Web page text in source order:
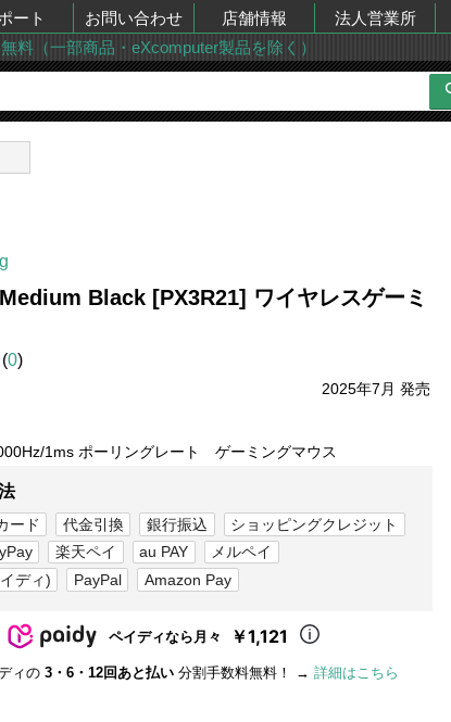
ート お問い合わせ 店舗情報 法人営業所
料（一部商品・eXcomputer製品を除く）
Black [PX3R21] ワイヤレスゲーミ
(0)
2025年7月 発売
1ms ポーリングレート ゲーミングマウス
ード 代金引換 銀行振込
ショッピングクレジット
楽天ペイ au PAY
メルペイ
ディ)
PayPal Amazon Pay
ペイディなら月々 ￥1,121
ィの 3・6・12回あと払い 分割手数料無料！ → 詳細はこちら